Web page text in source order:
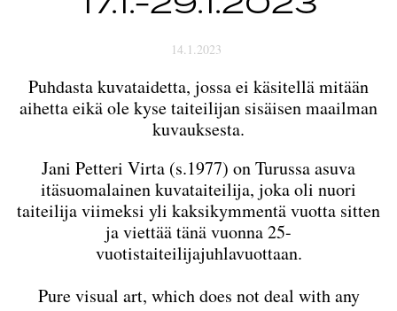
14.1.2023
Puhdasta kuvataidetta, jossa ei käsitellä mitään
aihetta eikä ole kyse taiteilijan sisäisen maailman
kuvauksesta.
Jani Petteri Virta (s.1977) on Turussa asuva
itäsuomalainen kuvataiteilija, joka oli nuori
taiteilija viimeksi yli kaksikymmentä vuotta sitten
ja viettää tänä vuonna 25-
vuotistaiteilijajuhlavuottaan.
Pure visual art, which does not deal with any